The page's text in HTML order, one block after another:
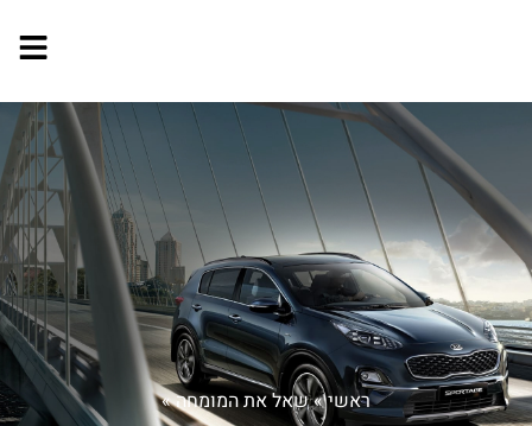
ראשי»שאל את המומחה»